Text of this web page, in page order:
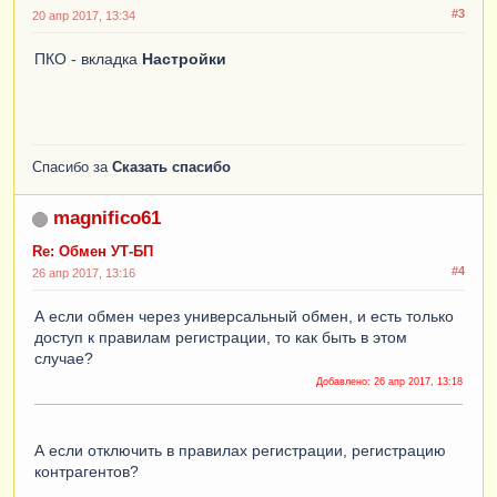
#3
20 апр 2017, 13:34
ПКО - вкладка Настройки
Спасибо за Сказать спасибо
magnifico61
Re: Обмен УТ-БП
#4
26 апр 2017, 13:16
А если обмен через универсальный обмен, и есть только
доступ к правилам регистрации, то как быть в этом
случае?
Добавлено: 26 апр 2017, 13:18
А если отключить в правилах регистрации, регистрацию
контрагентов?